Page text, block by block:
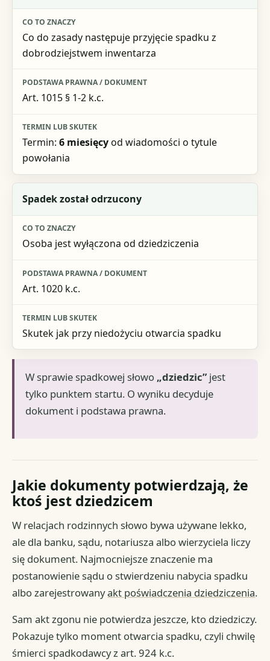
Co do zasady następuje przyjęcie spadku z
dobrodziejstwem inwentarza
Art. 1015 § 1-2 k.c.
Termin: 6 miesięcyod wiadomości o tytule
powołania
Spadek został odrzucony
Osoba jest wyłączona od dziedziczenia
Art. 1020 k.c.
Skutek jak przy niedożyciu otwarcia spadku
W sprawie spadkowej słowo „dziedzic” jest
tylko punktem startu. O wyniku decyduje
dokument i podstawa prawna.
Jakie dokumenty potwierdzają, że
ktoś jest dziedzicem
W relacjach rodzinnych słowo bywa używane lekko,
ale dla banku, sądu, notariusza albo wierzyciela liczy
się dokument. Najmocniejsze znaczenie ma
postanowienie sądu o stwierdzeniu nabycia spadku
albo zarejestrowanyakt poświadczenia dziedziczenia.
Sam akt zgonu nie potwierdza jeszcze, kto dziedziczy.
Pokazuje tylko moment otwarcia spadku, czyli chwilę
śmierci spadkodawcy z art. 924 k.c.